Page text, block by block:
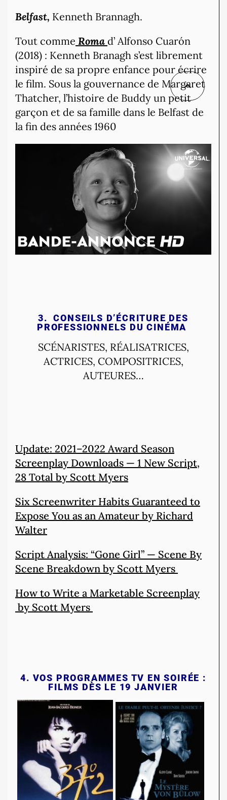
Belfast, Kenneth Brannagh.
Tout comme Roma d’ Alfonso Cuarón
(2018) : Kenneth Branagh s’est librement
inspiré de sa propre enfance pour écrire
le film. Sous la gouvernance de Margaret
Thatcher, l’histoire de Buddy un petit
garçon et de sa famille dans le Belfast de
la fin des années 1960
3.CONSEILS D’ÉCRITURE DES
PROFESSIONNELS DU CINÉMA
SCÉNARISTES, RÉALISATRICES,
ACTRICES, COMPOSITRICES,
AUTEURES…
Update: 2021–2022 Award Season
Screenplay Downloads — 1 New Script,
28 Total by Scott Myers
Six Screenwriter Habits Guaranteed to
Expose You as an Amateur by Richard
Walter
Script Analysis: “Gone Girl” — Scene By
Scene Breakdown by Scott Myers
How to Write a Marketable Screenplay
by Scott Myers
4. VOS PROGRAMMES TV EN SOIRÉE :
FILMS DÈS LE 19 JANVIER